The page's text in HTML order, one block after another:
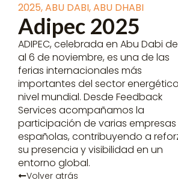
2025,ABU DABI,ABU DHABI
Adipec 2025
ADIPEC, celebrada en Abu Dabi
al 6 de noviembre, es una de las
ferias internacionales más
importantes del sector
nivel mundial. Desde Feedback
Services acompañamos la
participación de varias empresas
españolas, contribuyendo a
su presencia y visibilidad en un
entorno global.
Volver atrás